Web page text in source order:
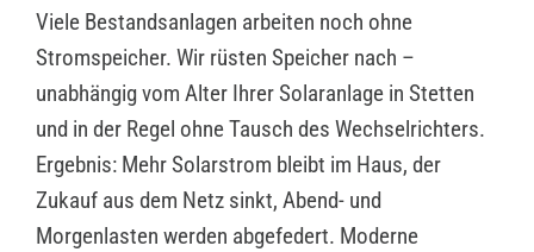
Viele Bestandsanlagen arbeiten noch ohne
Stromspeicher. Wir rüsten Speicher nach –
unabhängig vom Alter Ihrer Solaranlage in Stetten
und in der Regel ohne Tausch des Wechselrichters.
Ergebnis: Mehr Solarstrom bleibt im Haus, der
Zukauf aus dem Netz sinkt, Abend- und
Morgenlasten werden abgefedert. Moderne